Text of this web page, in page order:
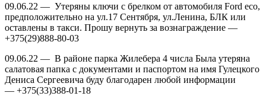
09.06.22 — Утеряны ключи с брелком от автомобиля Ford eco,
предположительно на ул.17 Сентября, ул.Ленина, БЛК или
оставлены в такси. Прошу вернуть за вознаграждение —
+375(29)888-80-03
09.06.22 — В районе парка Жилебера 4 числа Была утеряна
салатовая папка с документами и паспортом на имя Гулецкого
Дениса Сергеевича буду благодарен любой информации
— +375(33)388-01-18